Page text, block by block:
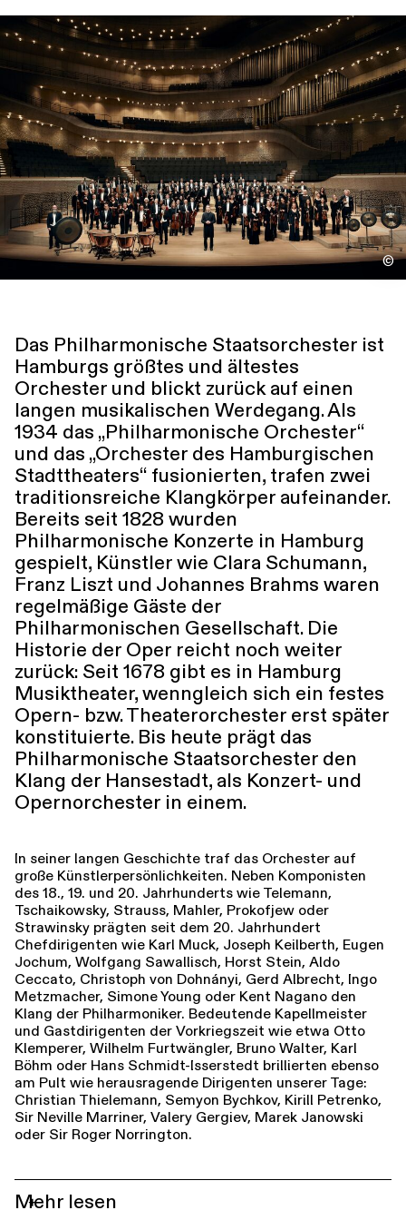
Führungen Jobs Kontakt
©
Das Philharmonische Staatsorchester ist
Hamburgs größtes und ältestes
Orchester und blickt zurück auf einen
langen musikalischen Werdegang. Als
1934 das „Philharmonische Orchester“
und das „Orchester des Hamburgischen
Stadttheaters“ fusionierten, trafen zwei
traditionsreiche Klangkörper aufeinander.
Bereits seit 1828 wurden
Philharmonische Konzerte in Hamburg
gespielt, Künstler wie Clara Schumann,
Franz Liszt und Johannes Brahms waren
regelmäßige Gäste der
Philharmonischen Gesellschaft. Die
Historie der Oper reicht noch weiter
zurück: Seit 1678 gibt es in Hamburg
Musiktheater, wenngleich sich ein festes
Opern- bzw. Theaterorchester erst später
konstituierte. Bis heute prägt das
Philharmonische Staatsorchester den
Klang der Hansestadt, als Konzert- und
Opernorchester in einem.
In seiner langen Geschichte traf das Orchester auf
große Künstlerpersönlichkeiten. Neben Komponisten
des 18., 19. und 20. Jahrhunderts wie Telemann,
Tschaikowsky, Strauss, Mahler, Prokofjew oder
Strawinsky prägten seit dem 20. Jahrhundert
Chefdirigenten wie Karl Muck, Joseph Keilberth, Eugen
Jochum, Wolfgang Sawallisch, Horst Stein, Aldo
Ceccato, Christoph von Dohnányi, Gerd Albrecht, Ingo
Metzmacher, Simone Young oder Kent Nagano den
Klang der Philharmoniker. Bedeutende Kapellmeister
und Gastdirigenten der Vorkriegszeit wie etwa Otto
Klemperer, Wilhelm Furtwängler, Bruno Walter, Karl
Böhm oder Hans Schmidt-Isserstedt brillierten ebenso
am Pult wie herausragende Dirigenten unserer Tage:
Christian Thielemann, Semyon Bychkov, Kirill Petrenko,
Sir Neville Marriner, Valery Gergiev, Marek Janowski
oder Sir Roger Norrington.
Mehr lesen
+